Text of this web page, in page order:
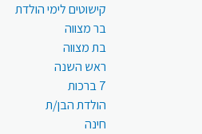
קישוטים לימי הולדת
בר מצווה
בת מצווה
ראש השנה
7 ברכות
הולדת הבן/ת
חינה